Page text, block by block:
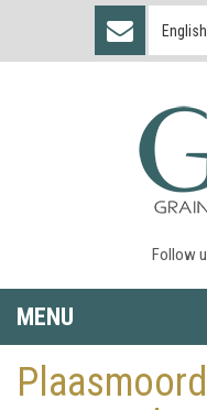
English
Follow
MENU